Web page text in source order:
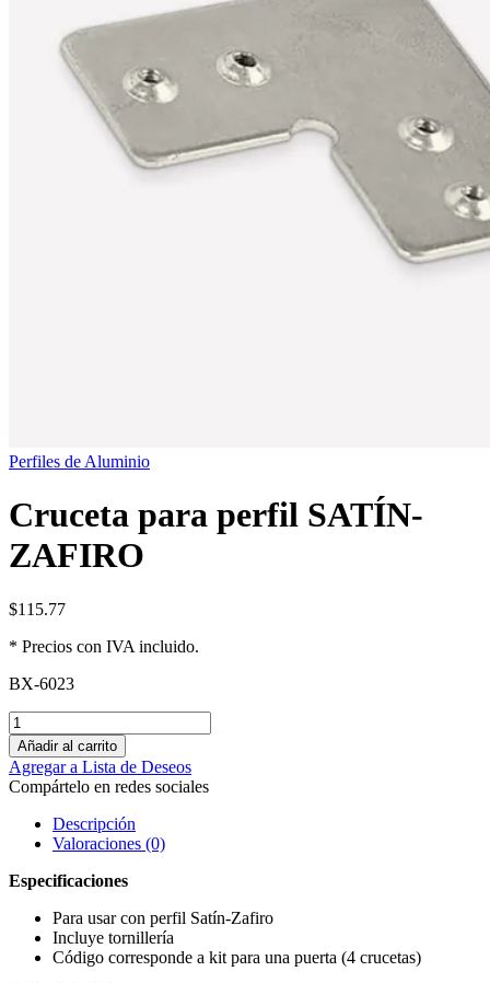
Perfiles de Aluminio
Cruceta para perfil SATÍN-
ZAFIRO
$115.77
* Precios con IVA incluido.
BX-6023
Añadir al carrito
Agregar a Lista de Deseos
Compártelo en redes sociales
Descripción
Valoraciones (0)
Especificaciones
Para usar con perfil Satín-Zafiro
Incluye tornillería
Código corresponde a kit para una puerta (4 crucetas)